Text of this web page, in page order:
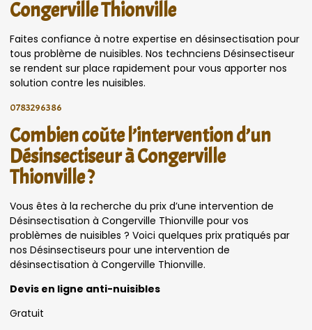
Congerville Thionville
Faites confiance à notre expertise en désinsectisation pour
tous problème de nuisibles. Nos technciens Désinsectiseur
se rendent sur place rapidement pour vous apporter nos
solution contre les nuisibles.
0783296386
Combien coûte l’intervention d’un
Désinsectiseur à Congerville
Thionville ?
Vous êtes à la recherche du prix d’une intervention de
Désinsectisation à Congerville Thionville pour vos
problèmes de nuisibles ? Voici quelques prix pratiqués par
nos Désinsectiseurs pour une intervention de
désinsectisation à Congerville Thionville.
Devis en ligne anti-nuisibles
Gratuit